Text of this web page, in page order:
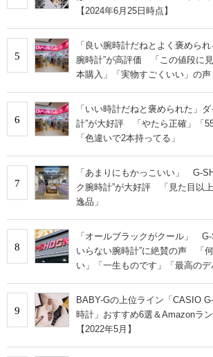
【2024年6月25日時点】
5
「良い腕時計だねとよく褒めら
腕時計”が高評価 「この値段に
本購入」「実物すごくいい」の声
6
「いい時計だねと褒められた」
計”が大好評 「やたら正確」「
「色違いで2本持ってる」
7
「あまりにもかっこいい」 G-
ク腕時計”が大好評 「見た目以
逸品」
8
「オールブラックがクール」
いらない腕時計”に絶賛の声 「
い」「一生ものです」「最高のデ
9
BABY-Gの上位ライン「CASIO
時計」おすすめ6選＆Amazonラ
【2022年5月】